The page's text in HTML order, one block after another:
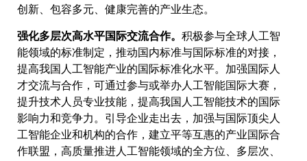
创新、包容多元、健康完善的产业生态。
强化多层次高水平国际交流合作。 积极参与全球人工智
能领域的标准制定，推动国内标准与国际标准的对接，
提高我国人工智能产业的国际标准化水平。加强国际人
才交流与合作，可通过参与或举办人工智能国际大赛，
提升技术人员专业技能，提高我国人工智能技术的国际
影响力和竞争力。引导企业走出去，加强与国际顶尖人
工智能企业和机构的合作，建立平等互惠的产业国际合
作联盟，高质量推进人工智能领域的全方位、多层次、